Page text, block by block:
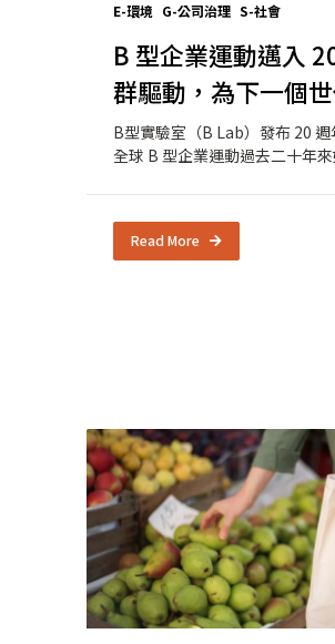
E-環境 G-公司治理 S-社會
B 型企業運動邁入
群驅動，為下一個
而建
B型實驗室（B Lab）發布 20
全球 B 型企業運動過去二十年
Read More